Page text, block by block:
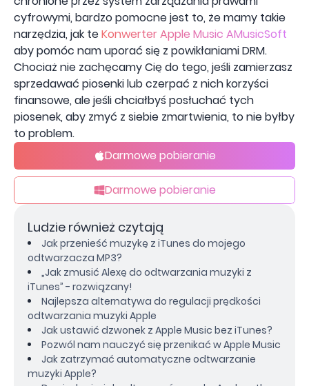
cyfrowymi, bardzo pomocne jest to, że mamy takie
narzędzia, jak teKonwerter Apple Music AMusicSoft
aby pomóc nam uporać się z powikłaniami DRM.
Chociaż nie zachęcamy Cię do tego, jeśli zamierzasz
sprzedawać piosenki lub czerpać z nich korzyści
finansowe, ale jeśli chciałbyś posłuchać tych
piosenek, aby zmyć z siebie zmartwienia, to nie byłby
to problem.
Darmowe pobieranie
Darmowe pobieranie
Ludzie również czytają
Jak przenieść muzykę z iTunes do mojego
odtwarzacza MP3?
„Jak zmusić Alexę do odtwarzania muzyki z
iTunes” - rozwiązany!
Najlepsza alternatywa do regulacji prędkości
odtwarzania muzyki Apple
Jak ustawić dzwonek z Apple Music bez iTunes?
Pozwól nam nauczyć się przenikać w Apple Music
Jak zatrzymać automatyczne odtwarzanie
muzyki Apple?